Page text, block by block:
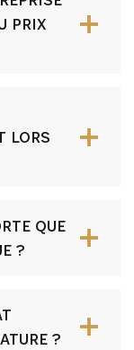
PRIX
LORS
QUE
?
?